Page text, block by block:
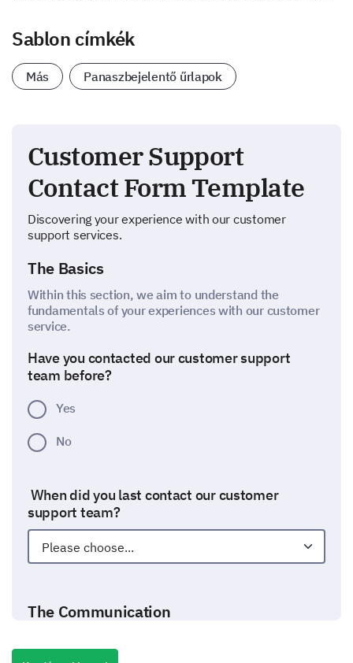
Sablon címkék
Más Panaszbejelentő űrlapok
Customer Support
Contact Form Template
Discovering your experience with our customer
support services.
The Basics
Within this section, we aim to understand the
fundamentals of your experiences with our customer
service.
Have you contacted our customer support
team before?
Yes
No
When did you last contact our customer
support team?
The Communication
with our support team.